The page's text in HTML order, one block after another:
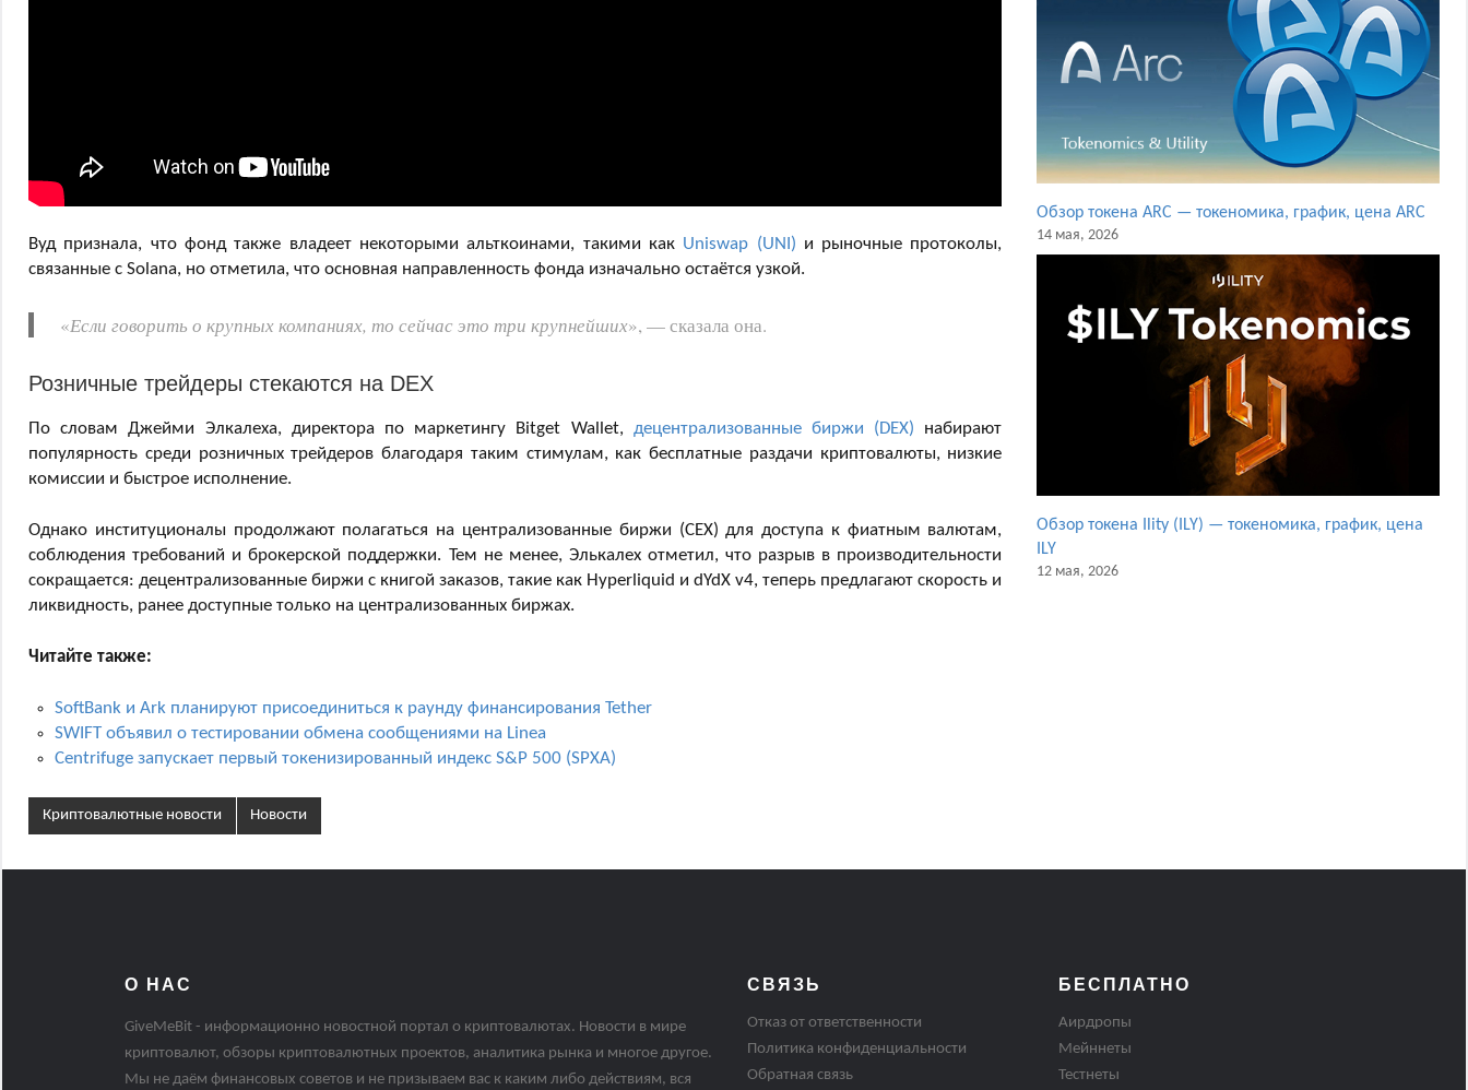
Вуд признала, что фонд также владеет некоторыми альткоинами, такими как Uniswap (UNI) и рыночные протоколы,
связанные с Solana, но отметила, что основная направленность фонда изначально остаётся узкой.
«Если говорить о крупных компаниях, то сейчас это три крупнейших», — сказала она.
Розничные трейдеры стекаются на DEX
По словам Джейми Элкалеха, директора по маркетингу Bitget Wallet, децентрализованные биржи (DEX) набирают
популярность среди розничных трейдеров благодаря таким стимулам, как бесплатные раздачи криптовалюты, низкие
комиссии и быстрое исполнение.
Однако институционалы продолжают полагаться на централизованные биржи (CEX) для доступа к фиатным валютам,
соблюдения требований и брокерской поддержки. Тем не менее, Элькалех отметил, что разрыв в производительности
сокращается: децентрализованные биржи с книгой заказов, такие как Hyperliquid и dYdX v4, теперь предлагают скорость и
ликвидность, ранее доступные только на централизованных биржах.
Читайте также:
SoftBank и Ark планируют присоединиться к раунду финансирования Tether
SWIFT объявил о тестировании обмена сообщениями на Linea
Centrifuge запускает первый токенизированный индекс S&P 500 (SPXA)
Криптовалютные новости Новости
Обзор токена ARC — токеномика, график, цена ARC
14 мая, 2026
Обзор токена Ility (ILY) — токеномика, график, цена
ILY
12 мая, 2026
О НАС
GiveMeBit - информационно новостной портал о криптовалютах. Новости в мире
криптовалют, обзоры криптовалютных проектов, аналитика рынка и многое другое.
Мы не даём финансовых советов и не призываем вас к каким либо действиям, вся
СВЯЗЬ
Отказ от ответственности
Политика конфиденциальности
Обратная связь
БЕСПЛАТНО
Аирдропы
Мейннеты
Тестнеты